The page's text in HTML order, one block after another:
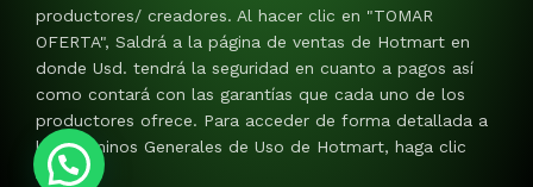
productores/ creadores. Al hacer clic en "TOMAR
OFERTA", Saldrá a la página de ventas de Hotmart en
donde Usd. tendrá la seguridad en cuanto a pagos así
como contará con las garantías que cada uno de los
productores ofrece. Para acceder de forma detallada a
los Términos Generales de Uso de Hotmart, haga clic
AQUI.